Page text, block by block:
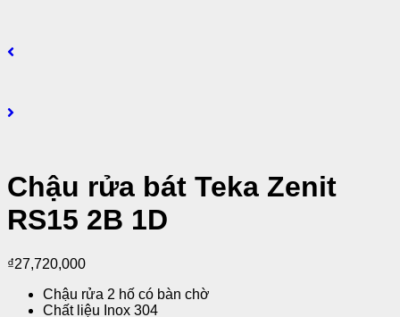
Chậu rửa bát Teka Zenit
RS15 2B 1D
₫27,720,000
Chậu rửa 2 hố có bàn chờ
Chất liệu Inox 304